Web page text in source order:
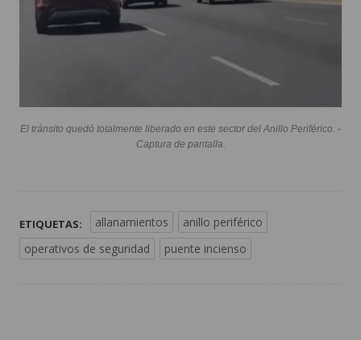
El tránsito quedó totalmente liberado en este sector del Anillo Periférico. -
Captura de pantalla.
ETIQUETAS: allanamientos
anillo periférico
operativos de seguridad
puente incienso